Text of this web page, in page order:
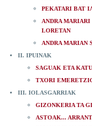
PEKATARI BAT
ANDRA
LORETAN
ANDRA MARIAN
II. IPUINAK
SAGUAK ETA
TXORI
III. IOLASGARRIAK
GIZONKERIA TA
ASTOAK...